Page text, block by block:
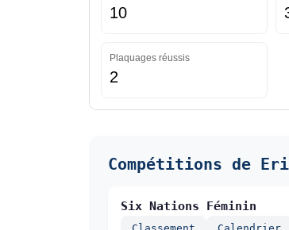
10
Plaquages réussis
2
Compétitions de
Six Nations Féminin